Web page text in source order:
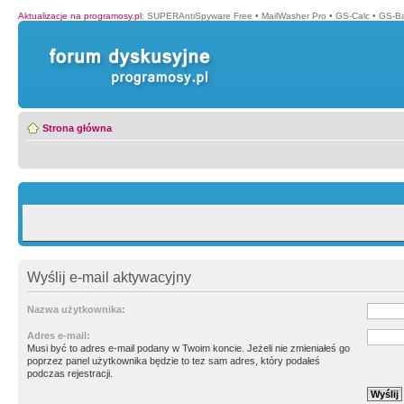
Aktualizacje na programosy.pl: SUPERAntiSpyware Free • MailWasher Pro • GS-Calc • GS-
Strona główna
Wyślij e-mail aktywacyjny
Nazwa użytkownika:
Adres e-mail:
Musi być to adres e-mail podany w Twoim koncie. Jeżeli nie zmieniałeś go
poprzez panel użytkownika będzie to tez sam adres, który podałeś
podczas rejestracji.